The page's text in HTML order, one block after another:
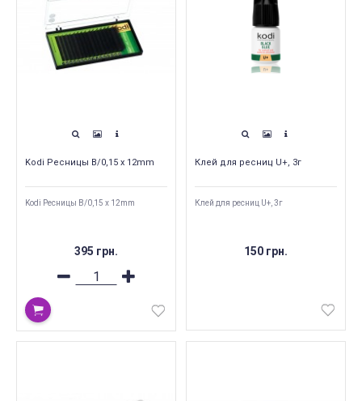
Kodi Ресницы B/0,15 x 12mm
Kodi Ресницы B/0,15 x 12mm
395 грн.
Клей для ресниц U+, 3г
Клей для ресниц U+, 3г
150 грн.